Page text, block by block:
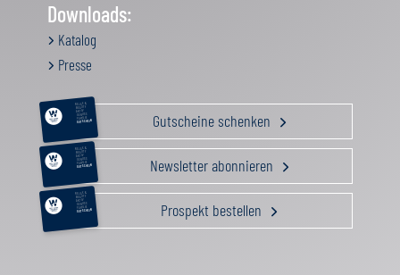
Downloads:
Katalog
Presse
RELAX &
BEAUTY
AKTIV
GENUSS
FAMILIE
GUTSCHEIN Gutscheine schenken
RELAX &
BEAUTY
AKTIV
GENUSS
FAMILIE
GUTSCHEIN Newsletter abonnieren
RELAX &
BEAUTY
AKTIV
GENUSS
FAMILIE
GUTSCHEIN Prospekt bestellen